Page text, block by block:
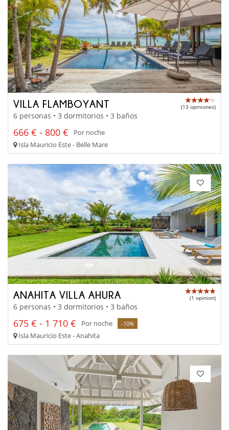
VILLA FLAMBOYANT (13 opiniones)
6 personas • 3 dormitorios • 3 baños
666 € - 800 €
Por noche
Isla Mauricio Este - Belle Mare
ANAHITA VILLA AHURA (1 opinion)
6 personas • 3 dormitorios • 3 baños
675 € - 1 710 € Por noche -10%
Isla Mauricio Este - Anahita